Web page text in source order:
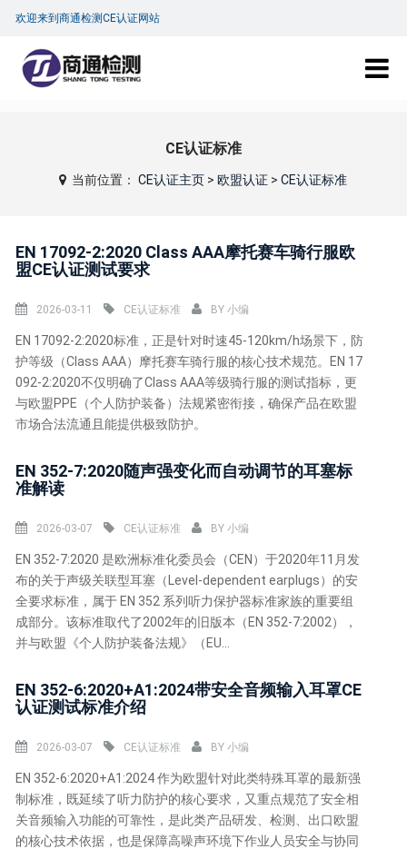
欢迎来到商通检测CE认证网站
CE认证标准
当前位置：CE认证主页 >欧盟认证 >CE认证标准
EN 17092-2:2020 Class AAA摩托赛车骑行服欧
盟CE认证测试要求
2026-03-11 CE认证标准 BY小编
EN 17092-2:2020标准，正是针对时速45-120km/h场景下，防
护等级（Class AAA）摩托赛车骑行服的核心技术规范。EN 17
092-2:2020不仅明确了Class AAA等级骑行服的测试指标，更
与欧盟PPE（个人防护装备）法规紧密衔接，确保产品在欧盟
市场合法流通且能提供极致防护。
EN 352-7:2020随声强变化而自动调节的耳塞标
准解读
2026-03-07 CE认证标准 BY小编
EN 352-7:2020 是欧洲标准化委员会（CEN）于2020年11月发
布的关于声级关联型耳塞（Level-dependent earplugs）的安
全要求标准，属于 EN 352 系列听力保护器标准家族的重要组
成部分。该标准取代了2002年的旧版本（EN 352-7:2002），
并与欧盟《个人防护装备法规》（EU...
EN 352-6:2020+A1:2024带安全音频输入耳罩CE
认证测试标准介绍
2026-03-07 CE认证标准 BY小编
EN 352-6:2020+A1:2024 作为欧盟针对此类特殊耳罩的最新强
制标准，既延续了听力防护的核心要求，又重点规范了安全相
关音频输入功能的可靠性，是此类产品研发、检测、出口欧盟
的核心技术依据，也是保障高噪声环境下作业人员安全与协同